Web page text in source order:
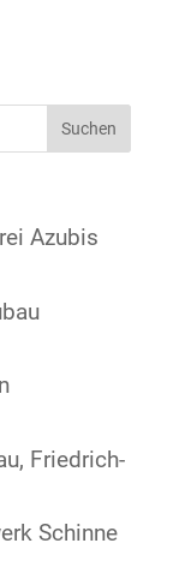
Azubis
Friedrich-
Schinne